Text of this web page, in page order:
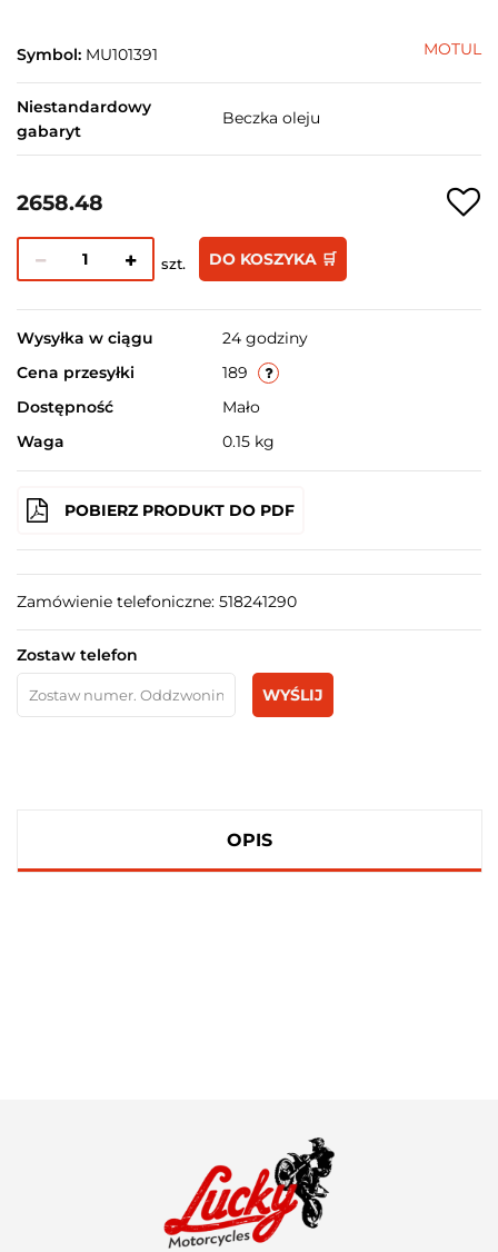
Symbol: MU101391 MOTUL
Niestandardowy
gabaryt
Beczka oleju
2658.48
szt. DO KOSZYKA 🛒
Wysyłka w ciągu
24 godziny
Cena przesyłki
189
Dostępność
Mało
Waga
0.15 kg
POBIERZ PRODUKT DO PDF
Zamówienie telefoniczne: 518241290
Zostaw telefon
WYŚLIJ
OPIS